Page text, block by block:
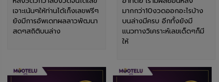
เจาะเน้นๆให้ท่านได้เก็งเลขฟรีๆ
ยังมีการอัพเดทผลลาวพัฒนา
สดๆสถิติบนล่าง
มากกว่า10งวดออกอะไรบ้าง
บนล่างมีครบ อีกทั้งยังมี
แนวทางวิเคราะห์เลขเด็ดๆก็มี
ให้